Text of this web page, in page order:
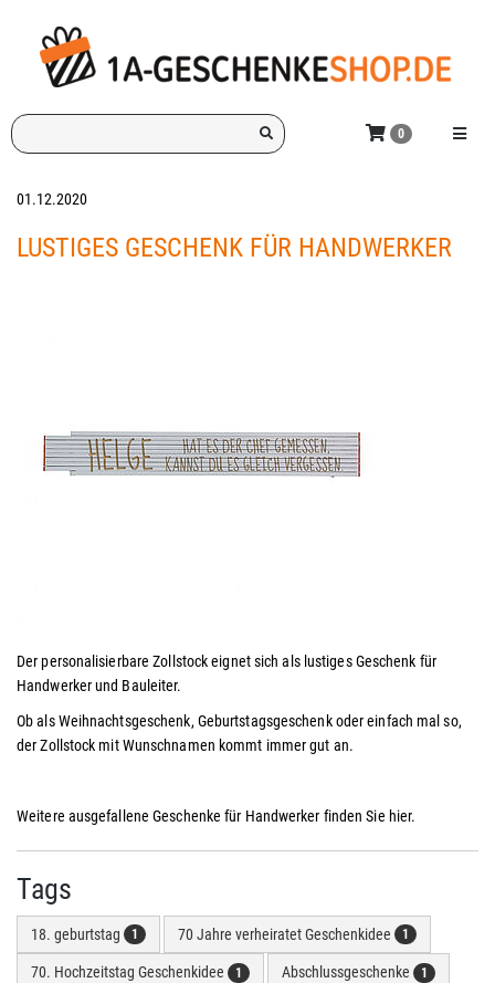
Hauptinhalt
springen
Ich
suche
Geschenk
Menü
0
01.12.2020
LUSTIGES GESCHENK FÜR HANDWERKER
Der personalisierbare Zollstock eignet sich als lustiges Geschenk für
Handwerker und Bauleiter.
Ob als Weihnachtsgeschenk, Geburtstagsgeschenk oder einfach mal so,
der Zollstock mit Wunschnamen kommt immer gut an.
Weitere ausgefallene Geschenke für Handwerker finden Sie hier.
Tags
18. geburtstag 1 70 Jahre verheiratet Geschenkidee 1
70. Hochzeitstag Geschenkidee 1 Abschlussgeschenke 1